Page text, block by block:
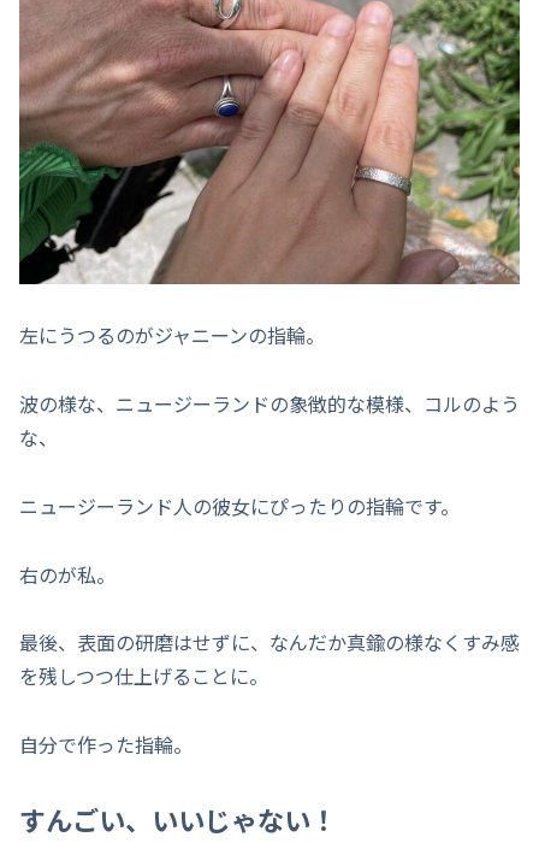
左にうつるのがジャニーンの指輪。
波の様な、ニュージーランドの象徴的な模様、コルのよう
な、
ニュージーランド人の彼女にぴったりの指輪です。
右のが私。
最後、表面の研磨はせずに、なんだか真鍮の様なくすみ感
を残しつつ仕上げることに。
自分で作った指輪。
すんごい、いいじゃない！